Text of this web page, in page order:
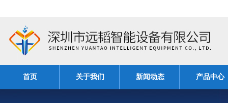
首页 关于我们 新闻动态 产品中心